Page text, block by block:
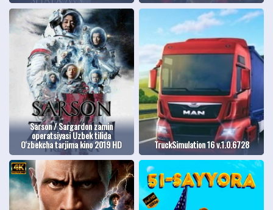
Sarson / Sargardon zamin
operatsiyasi Uzbek tilida
O'zbekcha tarjima kino 2019 HD TruckSimulation 16 v.1.0.6728